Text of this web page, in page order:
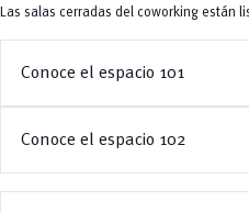
Las salas cerradas del coworking están
Conoce el espacio 101
Conoce el espacio 102